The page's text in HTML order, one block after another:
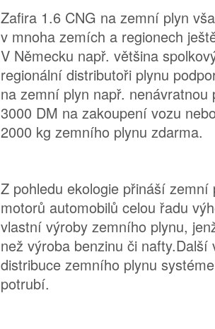
Zafira 1.6 CNG na zemní plyn
v mnoha zemích a regionech
V Německu např. většina
regionální distributoři plynu
na zemní plyn např. nenávratnou
3000 DM na zakoupení vozu
2000 kg zemního plynu zdarma.
Z pohledu ekologie přináší zemní
motorů automobilů celou řadu
vlastní výroby zemního plynu,
než výroba benzinu či nafty.Další
distribuce zemního plynu
potrubí.